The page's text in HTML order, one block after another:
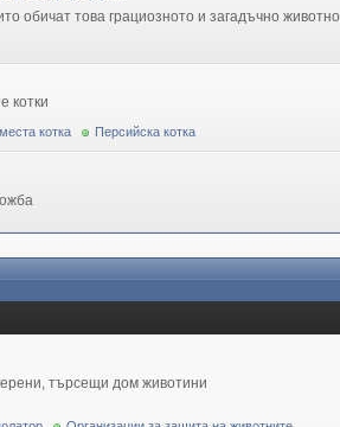
обичат това грациозното и загадъчно животно
котки
котка Персийска котка
търсещи дом животини